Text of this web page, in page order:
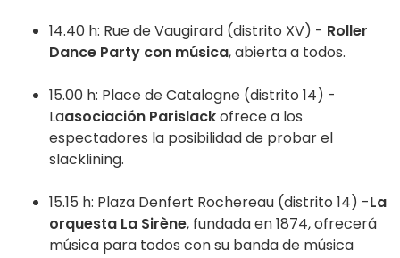
14.40 h: Rue de Vaugirard (distrito XV) - Roller
Dance Party con música, abierta a todos.
15.00 h: Place de Catalogne (distrito 14) -
Laasociación Parislackofrece a los
espectadores la posibilidad de probar el
slacklining.
15.15 h: Plaza Denfert Rochereau (distrito 14) -La
orquesta La Sirène, fundada en 1874, ofrecerá
música para todos con su banda de música